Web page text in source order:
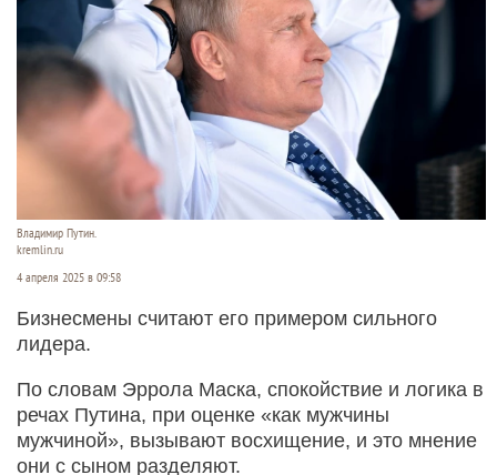
Владимир Путин.
kremlin.ru
4 апреля 2025 в 09:58
Бизнесмены считают его примером сильного
лидера.
По словам Эррола Маска, спокойствие и логика в
речах Путина, при оценке «как мужчины
мужчиной», вызывают восхищение, и это мнение
они с сыном разделяют.